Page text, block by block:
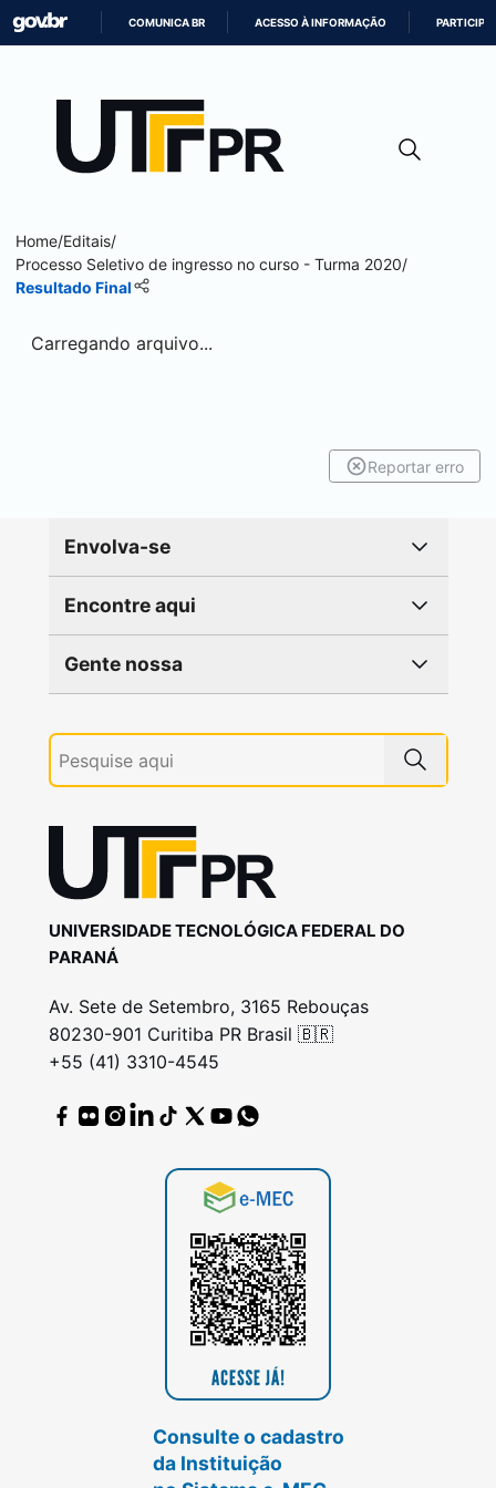
CONTEÚDO
COMUNICA BR ACESSO À INFORMAÇÃO PARTICIPE
Home/Editais/
Processo Seletivo de ingresso no curso - Turma 2020/
Resultado Final
Carregando arquivo...
Reportar erro
Envolva-se
Encontre aqui
Gente nossa
UNIVERSIDADE TECNOLÓGICA FEDERAL DO
PARANÁ
Av. Sete de Setembro, 3165 Rebouças
80230-901 Curitiba PR Brasil 🇧🇷
+55 (41) 3310-4545
Consulte o cadastro
da Instituição